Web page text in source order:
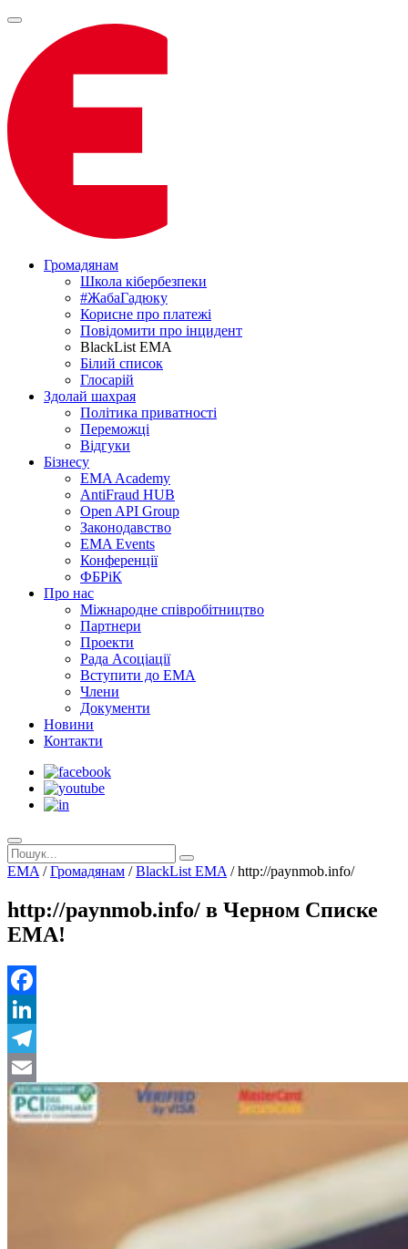
Громадянам
Школа кібербезпеки
#ЖабаГадюку
Корисне про платежі
Повідомити про інцидент
BlackList EMA
Білий список
Глосарій
Здолай шахрая
Політика приватності
Переможцi
Відгуки
Бізнесу
EMA Academy
AntiFraud HUB
Open API Group
Законодавство
EMA Events
Конференції
ФБРіК
Про нас
Міжнародне співробітництво
Партнери
Проекти
Рада Асоціації
Вступити до ЕМА
Члени
Документи
Новини
Контакти
EMA /Громадянам /BlackList EMA /http://paynmob.info/
http://paynmob.info/ в Черном Списке
ЕМА!
Facebook
LinkedIn
Telegram
Email